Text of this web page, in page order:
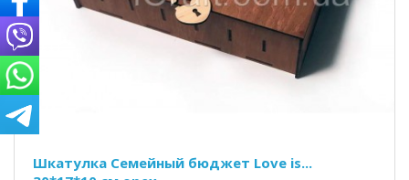
Шкатулка Семейный бюджет Love is...